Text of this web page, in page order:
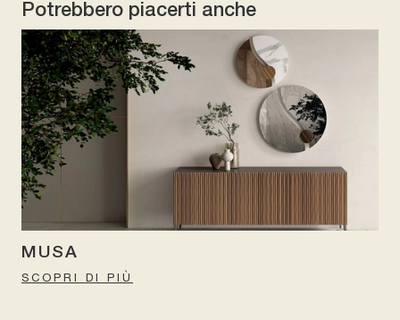
Potrebbero piacerti anche
MUSA
SCOPRI DI PIÙ